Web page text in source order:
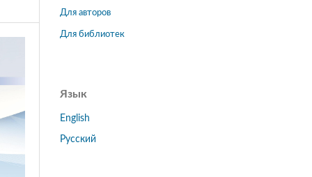
Для авторов
Для библиотек
Язык
English
Русский